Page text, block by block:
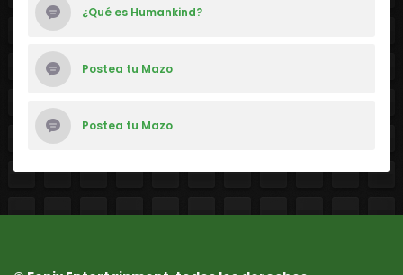
¿Qué es Humankind?
Postea tu Mazo
Postea tu Mazo